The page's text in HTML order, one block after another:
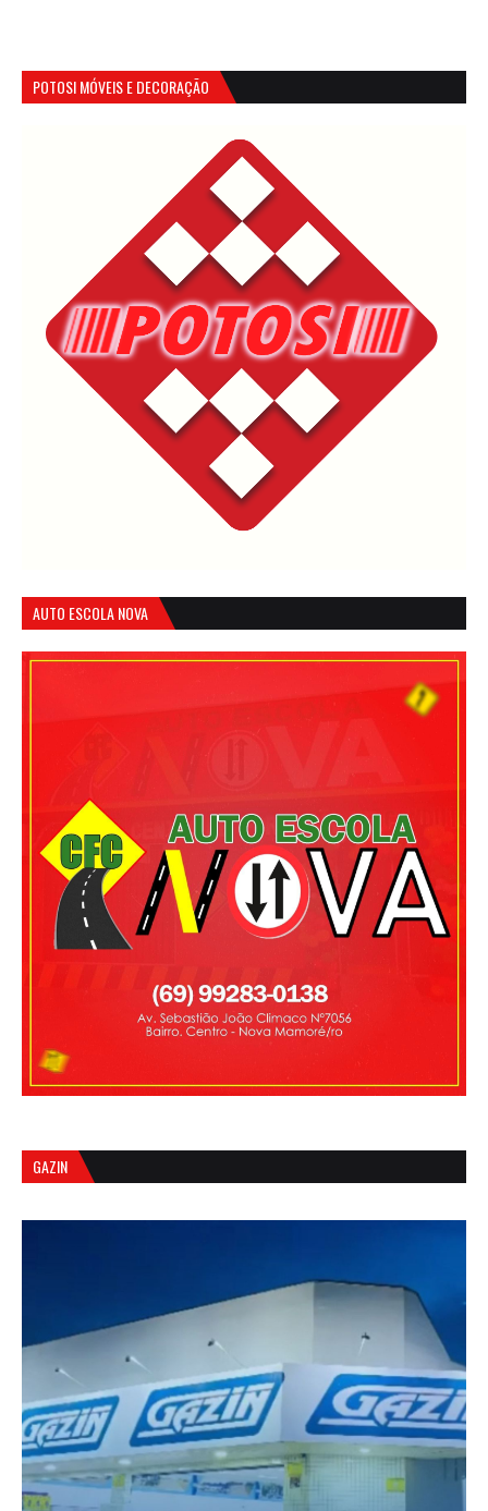
POTOSI MÓVEIS E DECORAÇÃO
AUTO ESCOLA NOVA
GAZIN